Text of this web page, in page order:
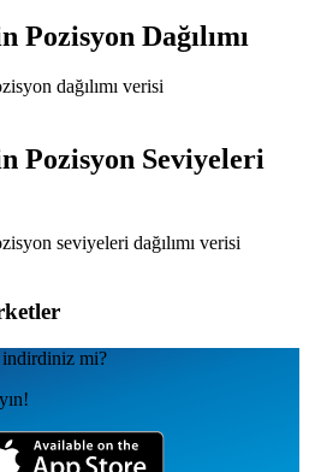
Pozisyon Dağılımı
dağılımı verisi
Pozisyon Seviyeleri
seviyeleri dağılımı verisi
indirdiniz mi?